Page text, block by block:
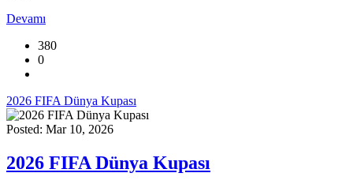
Devamı
380
0
2026 FIFA Dünya Kupası
Posted: Mar 10, 2026
2026 FIFA Dünya Kupası